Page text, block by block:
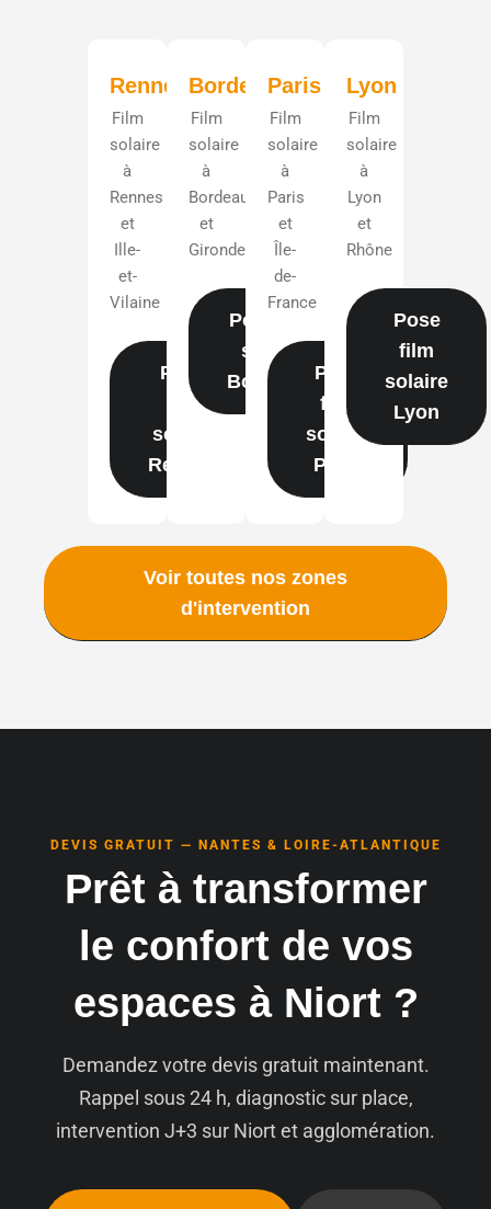
Rennes
Film
solaire
à
Rennes
et
Ille-
et-
Vilaine
Pose
film
solaire
Rennes
Bordeaux
Film
solaire
à
Bordeaux
et
Gironde
Pose film
solaire
Bordeaux
Paris
Film
solaire
à
Paris
et
Île-
de-
France
Pose
film
solaire
Paris
Lyon
Film
solaire
à
Lyon
et
Rhône
Pose
film
solaire
Lyon
Voir toutes nos zones
d'intervention
DEVIS GRATUIT — NANTES & LOIRE-ATLANTIQUE
Prêt à transformer
le confort de vos
espaces à Niort ?
Demandez votre devis gratuit maintenant.
Rappel sous 24 h, diagnostic sur place,
intervention J+3 sur Niort et agglomération.